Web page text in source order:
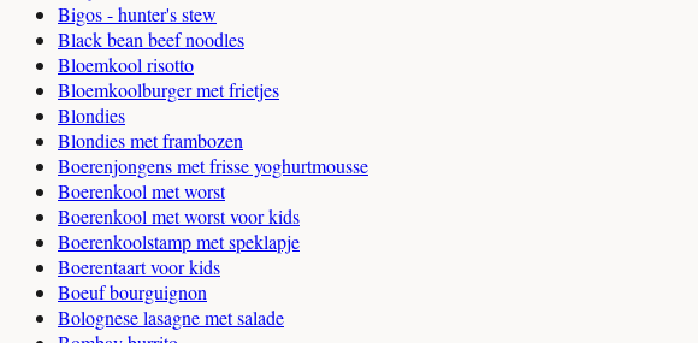
Bigos - hunter's stew
Black bean beef noodles
Bloemkool risotto
Bloemkoolburger met frietjes
Blondies
Blondies met frambozen
Boerenjongens met frisse yoghurtmousse
Boerenkool met worst
Boerenkool met worst voor kids
Boerenkoolstamp met speklapje
Boerentaart voor kids
Boeuf bourguignon
Bolognese lasagne met salade